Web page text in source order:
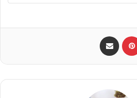
‫پین‌ترست